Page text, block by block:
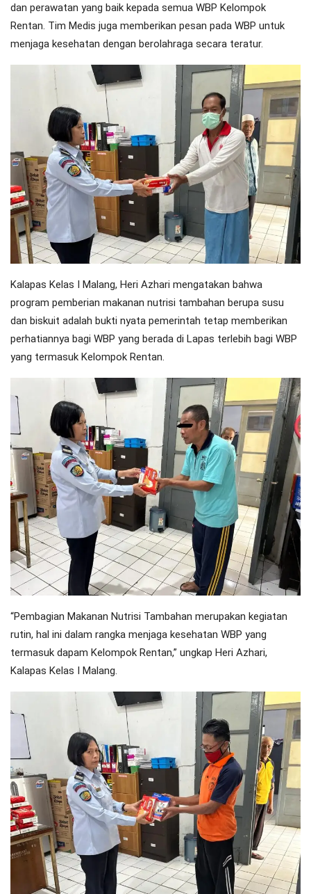
dan perawatan yang baik kepada semua WBP Kelompok
Rentan. Tim Medis juga memberikan pesan pada WBP untuk
menjaga kesehatan dengan berolahraga secara teratur.
Kalapas Kelas I Malang, Heri Azhari mengatakan bahwa
program pemberian makanan nutrisi tambahan berupa susu
dan biskuit adalah bukti nyata pemerintah tetap memberikan
perhatiannya bagi WBP yang berada di Lapas terlebih bagi WBP
yang termasuk Kelompok Rentan.
“Pembagian Makanan Nutrisi Tambahan merupakan kegiatan
rutin, hal ini dalam rangka menjaga kesehatan WBP yang
termasuk dapam Kelompok Rentan,” ungkap Heri Azhari,
Kalapas Kelas I Malang.